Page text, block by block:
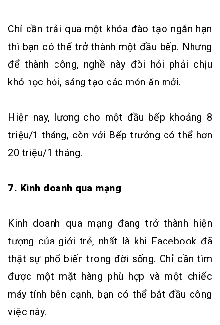
Chỉ cần trải qua một khóa đào tạo ngắn hạn
thì bạn có thể trở thành một đầu bếp. Nhưng
để thành công, nghề này đòi hỏi phải chịu
khó học hỏi, sáng tạo các món ăn mới.
Hiện nay, lương cho một đầu bếp khoảng 8
triệu/1 tháng, còn với Bếp trưởng có thể hơn
20 triệu/1 tháng.
7. Kinh doanh qua mạng
Kinh doanh qua mạng đang trở thành hiện
tượng của giới trẻ, nhất là khi Facebook đã
thật sự phổ biến trong đời sống. Chỉ cần tìm
được một mặt hàng phù hợp và một chiếc
máy tính bên cạnh, bạn có thể bắt đầu công
việc này.